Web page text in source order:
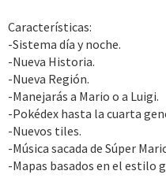
Características:
-Sistema día y noche.
-Nueva Historia.
-Nueva Región.
-Manejarás a Mario o a Luigi.
-Pokédex hasta la cuarta
-Nuevos tiles.
-Música sacada de Súper
-Mapas basados en el estilo